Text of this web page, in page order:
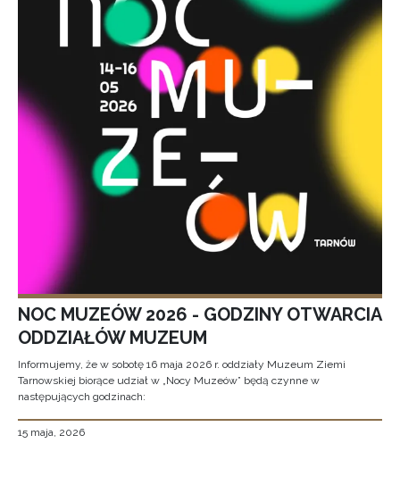
NOC MUZEÓW 2026 - GODZINY OTWARCIA
ODDZIAŁÓW MUZEUM
Informujemy, że w sobotę 16 maja 2026 r. oddziały Muzeum Ziemi
Tarnowskiej biorące udział w „Nocy Muzeów” będą czynne w
następujących godzinach:
15 maja, 2026